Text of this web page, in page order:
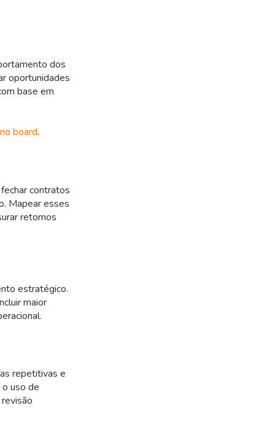
dos
oportunidades
base em
board.
contratos
Mapear esses
retornos
estratégico.
maior
repetitivas e
uso de